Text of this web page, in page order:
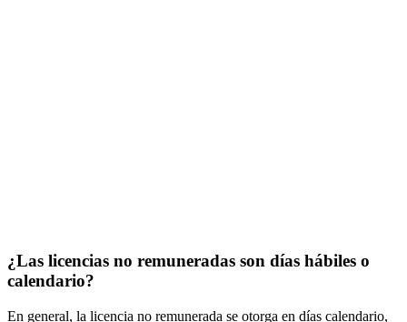
¿Las licencias no remuneradas son días hábiles o
calendario?
En general, la licencia no remunerada se otorga en días calendario,